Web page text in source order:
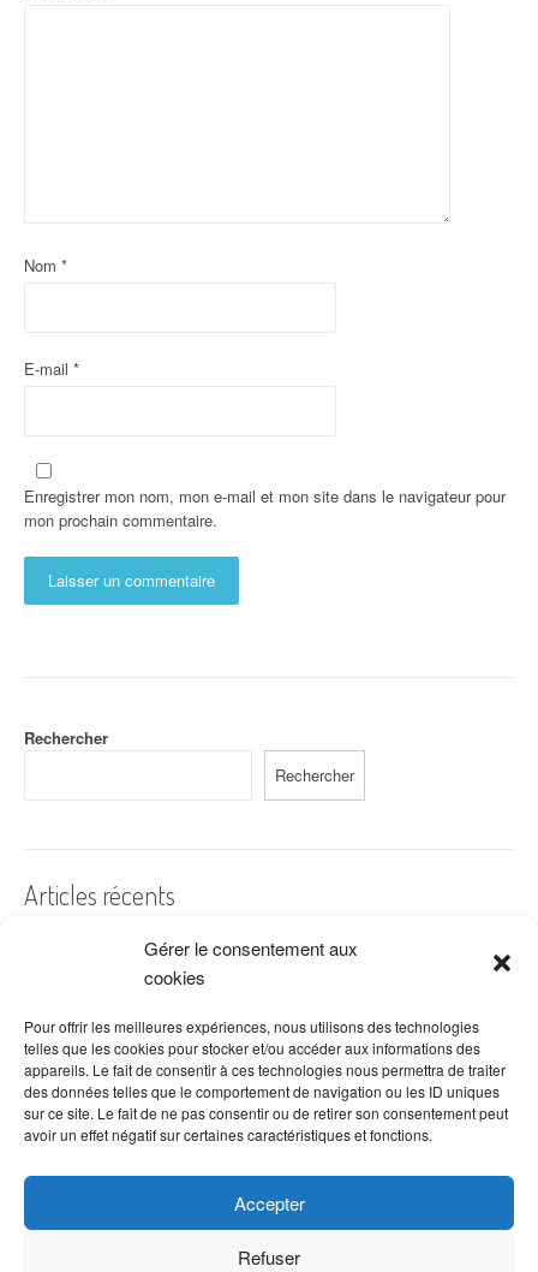
Gérer le consentement aux
cookies
Pour offrir les meilleures expériences, nous utilisons des technologies
telles que les cookies pour stocker et/ou accéder aux informations des
appareils. Le fait de consentir à ces technologies nous permettra de traiter
des données telles que le comportement de navigation ou les ID uniques
sur ce site. Le fait de ne pas consentir ou de retirer son consentement peut
avoir un effet négatif sur certaines caractéristiques et fonctions.
Accepter
Refuser
Nom *
E-mail *
Enregistrer mon nom, mon e-mail et mon site dans le navigateur pour
mon prochain commentaire.
Rechercher
Rechercher
Articles récents
A quelles dates de l’année offre-t-on des fleurs ?
Les fleurs préférées des Français
Combien de fois arroser un cactus ?
Quelles fleurs offrir pour la fête des mères ?
Idées de décoration avec fleurs séchées